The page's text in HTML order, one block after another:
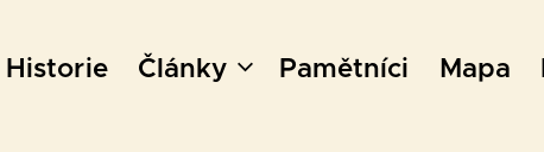
Historie Články Pamětníci Mapa